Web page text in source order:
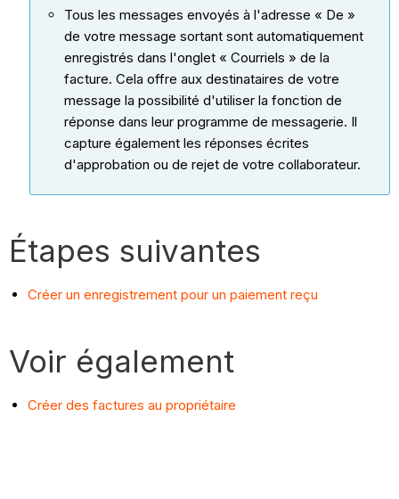
Tous les messages envoyés à l'adresse « De »
de votre message sortant sont automatiquement
enregistrés dans l'onglet « Courriels » de la
facture. Cela offre aux destinataires de votre
message la possibilité d'utiliser la fonction de
réponse dans leur programme de messagerie. Il
capture également les réponses écrites
d'approbation ou de rejet de votre collaborateur.
Étapes suivantes
Créer un enregistrement pour un paiement reçu
Voir également
Créer des factures au propriétaire